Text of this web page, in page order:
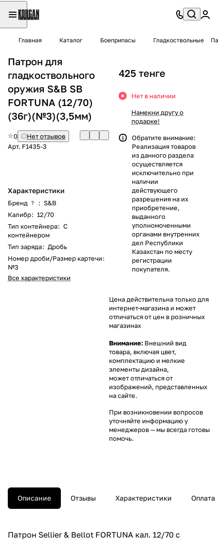
Главная Каталог Боеприпасы Гладкоствольные
Патрон для
гладкоствольного
оружия S&B SB
FORTUNA (12/70)
(36г)(№3)(3,5мм)
0
Нет отзывов
Арт. F1435-3
Характеристики
Бренд ? : S&B
Калибр: 12/70
Тип контейнера: С
контейнером
Тип заряда: Дробь
Номер дроби/Размер картечи:
№3
Все характеристики
425 тенге
Нет в наличии
Намекни другу о
подарке!
Обратите внимание:
Реализация товаров
из данного раздела
осуществляется
исключительно при
наличии
действующего
разрешения на их
приобретение,
выданного
уполномоченными
органами внутренних
дел Республики
Казахстан по месту
регистрации
покупателя.
Цена действительна только для
интернет-магазина и может
отличаться от цен в розничных
магазинах
Внимание: Внешний вид
товара, включая цвет,
комплектацию и мелкие
элементы дизайна,
может отличаться от
изображений, представленных
на сайте.
При возникновении вопросов
уточняйте информацию у
менеджеров— мы всегда готовы
помочь.
Описание Отзывы Характеристики Оплата
Патрон Sellier & Bellot FORTUNA кал. 12/70 с